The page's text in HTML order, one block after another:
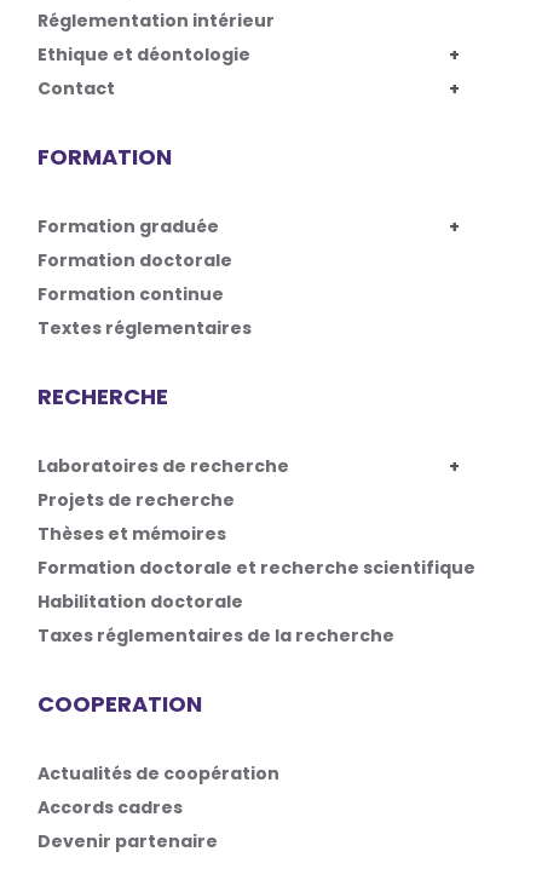
Réglementation intérieur
Ethique et déontologie
Contact
FORMATION
Formation graduée
Formation doctorale
Formation continue
Textes réglementaires
RECHERCHE
Laboratoires de recherche
Projets de recherche
Thèses et mémoires
Formation doctorale et recherche scientifique
Habilitation doctorale
Taxes réglementaires de la recherche
COOPERATION
Actualités de coopération
Accords cadres
Devenir partenaire